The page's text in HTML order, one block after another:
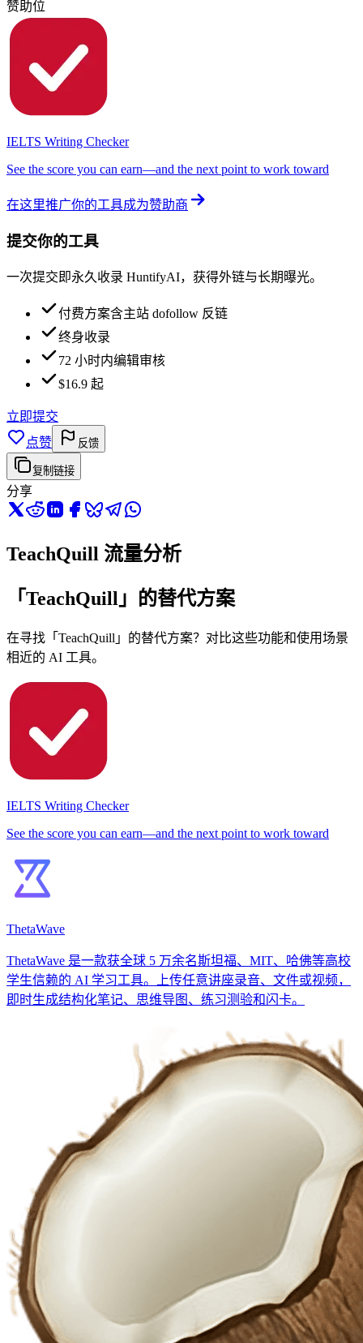
赞助位
IELTS Writing Checker
See the score you can earn—and the next point to work toward
在这里推广你的工具成为赞助商
提交你的工具
一次提交即永久收录 HuntifyAI，获得外链与长期曝光。
付费方案含主站 dofollow 反链
终身收录
72 小时内编辑审核
$16.9 起
立即提交
点赞
反馈
复制链接
分享
TeachQuill 流量分析
「TeachQuill」的替代方案
在寻找「TeachQuill」的替代方案？对比这些功能和使用场景
相近的 AI 工具。
IELTS Writing Checker
See the score you can earn—and the next point to work toward
ThetaWave
ThetaWave 是一款获全球 5 万余名斯坦福、MIT、哈佛等高校
学生信赖的 AI 学习工具。上传任意讲座录音、文件或视频，
即时生成结构化笔记、思维导图、练习测验和闪卡。